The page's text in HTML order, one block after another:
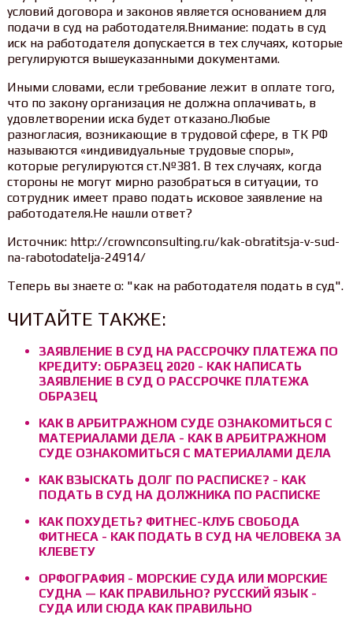
условий договора и законов является основанием для
подачи в суд на работодателя.Внимание: подать в суд
иск на работодателя допускается в тех случаях, которые
регулируются вышеуказанными документами.
Иными словами, если требование лежит в оплате того,
что по закону организация не должна оплачивать, в
удовлетворении иска будет отказано.Любые
разногласия, возникающие в трудовой сфере, в ТК РФ
называются «индивидуальные трудовые споры»,
которые регулируются ст.№381. В тех случаях, когда
стороны не могут мирно разобраться в ситуации, то
сотрудник имеет право подать исковое заявление на
работодателя.Не нашли ответ?
Источник: http://crownconsulting.ru/kak-obratitsja-v-sud-
na-rabotodatelja-24914/
Теперь вы знаете о: "как на работодателя подать в суд".
ЧИТАЙТЕ ТАКЖЕ:
ЗАЯВЛЕНИЕ В СУД НА РАССРОЧКУ ПЛАТЕЖА ПО
КРЕДИТУ: ОБРАЗЕЦ 2020 - КАК НАПИСАТЬ
ЗАЯВЛЕНИЕ В СУД О РАССРОЧКЕ ПЛАТЕЖА
ОБРАЗЕЦ
КАК В АРБИТРАЖНОМ СУДЕ ОЗНАКОМИТЬСЯ С
МАТЕРИАЛАМИ ДЕЛА - КАК В АРБИТРАЖНОМ
СУДЕ ОЗНАКОМИТЬСЯ С МАТЕРИАЛАМИ ДЕЛА
КАК ВЗЫСКАТЬ ДОЛГ ПО РАСПИСКЕ? - КАК
ПОДАТЬ В СУД НА ДОЛЖНИКА ПО РАСПИСКЕ
КАК ПОХУДЕТЬ? ФИТНЕС-КЛУБ СВОБОДА
ФИТНЕСА - КАК ПОДАТЬ В СУД НА ЧЕЛОВЕКА ЗА
КЛЕВЕТУ
ОРФОГРАФИЯ - МОРСКИЕ СУДА ИЛИ МОРСКИЕ
СУДНА — КАК ПРАВИЛЬНО? РУССКИЙ ЯЗЫК -
СУДА ИЛИ СЮДА КАК ПРАВИЛЬНО